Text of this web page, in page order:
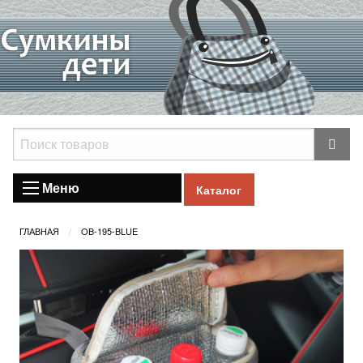
Меню Каталог
ГЛАВНАЯ OB-195-BLUE